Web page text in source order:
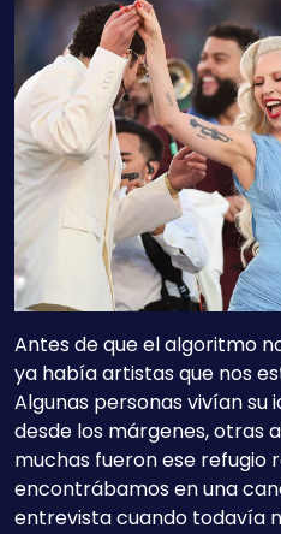
Antes de que el algoritmo
ya había artistas que nos
Algunas personas vivían su
desde los márgenes, otras
muchas fueron ese refugio
encontrábamos en una
entrevista cuando todavía